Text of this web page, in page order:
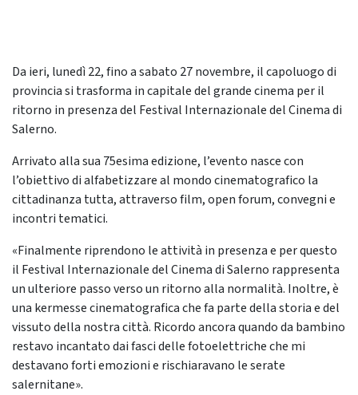
Da ieri, lunedì 22, fino a sabato 27 novembre, il capoluogo di
provincia si trasforma in capitale del grande cinema per il
ritorno in presenza del Festival Internazionale del Cinema di
Salerno.
Arrivato alla sua 75esima edizione, l’evento nasce con
l’obiettivo di alfabetizzare al mondo cinematografico la
cittadinanza tutta, attraverso film, open forum, convegni e
incontri tematici.
«Finalmente riprendono le attività in presenza e per questo
il Festival Internazionale del Cinema di Salerno rappresenta
un ulteriore passo verso un ritorno alla normalità. Inoltre, è
una kermesse cinematografica che fa parte della storia e del
vissuto della nostra città. Ricordo ancora quando da bambino
restavo incantato dai fasci delle fotoelettriche che mi
destavano forti emozioni e rischiaravano le serate
salernitane».